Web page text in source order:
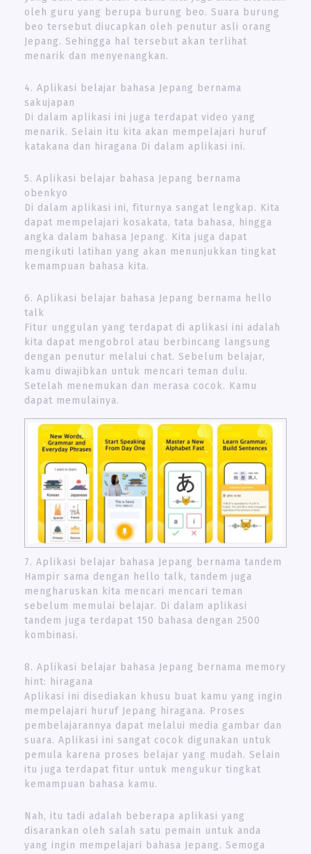
oleh guru yang berupa burung beo. Suara burung
beo tersebut diucapkan oleh penutur asli orang
Jepang. Sehingga hal tersebut akan terlihat
menarik dan menyenangkan.
4. Aplikasi belajar bahasa Jepang bernama
sakujapan
Di dalam aplikasi ini juga terdapat video yang
menarik. Selain itu kita akan mempelajari huruf
katakana dan hiragana Di dalam aplikasi ini.
5. Aplikasi belajar bahasa Jepang bernama
obenkyo
Di dalam aplikasi ini, fiturnya sangat lengkap. Kita
dapat mempelajari kosakata, tata bahasa, hingga
angka dalam bahasa Jepang. Kita juga dapat
mengikuti latihan yang akan menunjukkan tingkat
kemampuan bahasa kita.
6. Aplikasi belajar bahasa Jepang bernama hello
talk
Fitur unggulan yang terdapat di aplikasi ini adalah
kita dapat mengobrol atau berbincang langsung
dengan penutur melalui chat. Sebelum belajar,
kamu diwajibkan untuk mencari teman dulu.
Setelah menemukan dan merasa cocok. Kamu
dapat memulainya.
7. Aplikasi belajar bahasa Jepang bernama tandem
Hampir sama dengan hello talk, tandem juga
mengharuskan kita mencari mencari teman
sebelum memulai belajar. Di dalam aplikasi
tandem juga terdapat 150 bahasa dengan 2500
kombinasi.
8. Aplikasi belajar bahasa Jepang bernama memory
hint: hiragana
Aplikasi ini disediakan khusu buat kamu yang ingin
mempelajari huruf Jepang hiragana. Proses
pembelajarannya dapat melalui media gambar dan
suara. Aplikasi ini sangat cocok digunakan untuk
pemula karena proses belajar yang mudah. Selain
itu juga terdapat fitur untuk mengukur tingkat
kemampuan bahasa kamu.
Nah, itu tadi adalah beberapa aplikasi yang
disarankan oleh salah satu pemain untuk anda
yang ingin mempelajari bahasa Jepang. Semoga